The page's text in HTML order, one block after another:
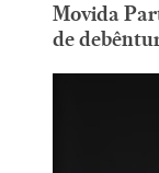
Movida
de